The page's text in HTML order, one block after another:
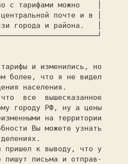
с тарифами можно    │
почте и в │
города и района.   │
более, что я не видел
населения.
городу РФ, ну а цены
на территории
Вы можете узнать
письма и отправ-